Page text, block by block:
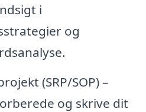
i
og
(SRP/SOP) –
og skrive dit